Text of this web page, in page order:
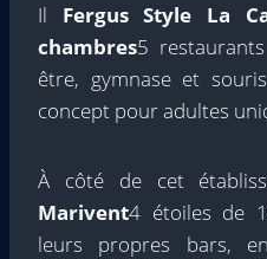
Il Fergus Style La
chambres5
être, gymnase et
concept pour adultes
À côté de cet
Marivent4 étoiles de
leurs propres bars,